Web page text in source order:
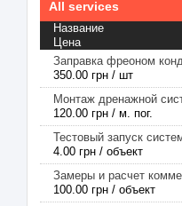
All services
Название
Цена
Заправка фреоном
350.00 грн / шт
Монтаж дренажной
120.00 грн / м. пог.
Тестовый запуск
4.00 грн / объект
Замеры и расчет
100.00 грн / объект